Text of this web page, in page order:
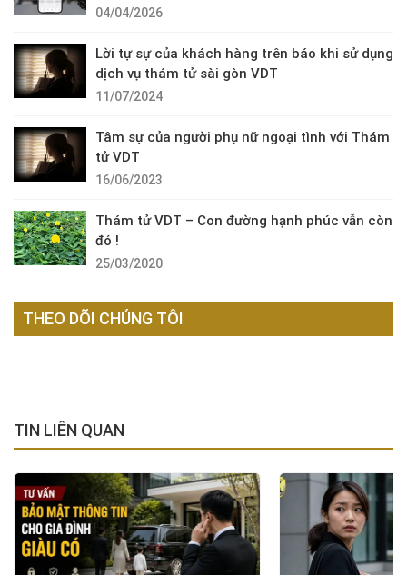
04/04/2026
Lời tự sự của khách hàng trên báo khi sử dụng
dịch vụ thám tử sài gòn VDT
11/07/2024
Tâm sự của người phụ nữ ngoại tình với Thám
tử VDT
16/06/2023
Thám tử VDT – Con đường hạnh phúc vẫn còn
đó !
25/03/2020
THEO DÕI CHÚNG TÔI
TIN LIÊN QUAN